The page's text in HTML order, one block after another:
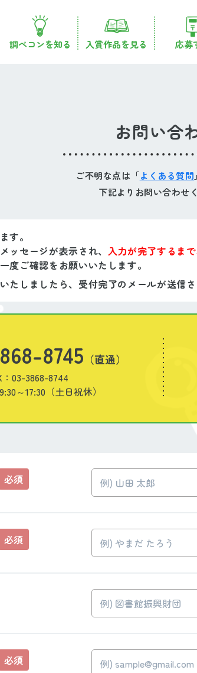
調べコンを知る 入賞作品を見る 応募
お問い合
ご不明な点は「よくある質問
下記よりお問い合わせ
す。
ッセージが表示され、 入力が完了するまで
度ご確認をお願いいたします。
しましたら、受付完了のメールが送信さ
8745 （直通）
：03-3868-8744
～17:30（土日祝休）
必須
必須
必須